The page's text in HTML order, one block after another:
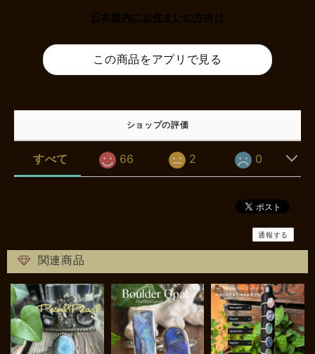
日本国内にお住まいの方向け
この商品をアプリで見る
ショップの評価
すべて 66 2 0
通報する
関連商品